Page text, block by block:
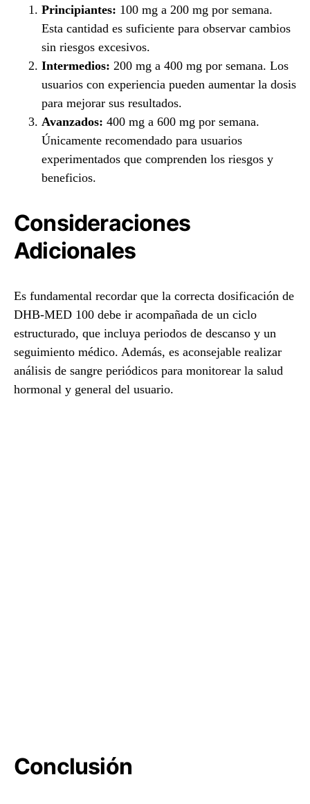
Principiantes: 100 mg a 200 mg por semana.
Esta cantidad es suficiente para observar cambios
sin riesgos excesivos.
Intermedios: 200 mg a 400 mg por semana. Los
usuarios con experiencia pueden aumentar la dosis
para mejorar sus resultados.
Avanzados: 400 mg a 600 mg por semana.
Únicamente recomendado para usuarios
experimentados que comprenden los riesgos y
beneficios.
Consideraciones
Adicionales
Es fundamental recordar que la correcta dosificación de
DHB-MED 100 debe ir acompañada de un ciclo
estructurado, que incluya periodos de descanso y un
seguimiento médico. Además, es aconsejable realizar
análisis de sangre periódicos para monitorear la salud
hormonal y general del usuario.
Conclusión